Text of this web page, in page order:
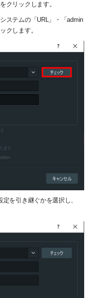
トへ
クリックします。
ステムの「URL」・「admin
クします。
を引き継ぐかを選択し、